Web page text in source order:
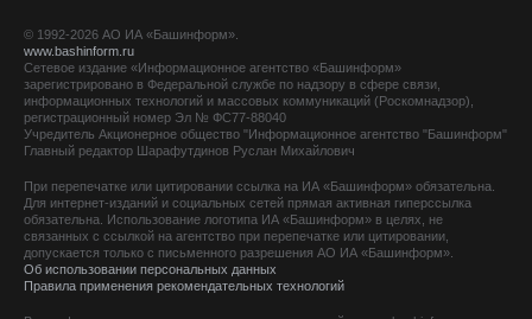
© 1992-2026 АО ИА «Башинформ».
www.bashinform.ru
Сетевое издание «Информационное агентство «Башинформ»
зарегистрировано в Федеральной службе по надзору в сфере связи,
информационных технологий и массовых коммуникаций (Роскомнадзор),
регистрационный номер Эл № ФС77-88040
Учредитель Акционерное общество "Информационное агентство "Башинформ"
Главный редактор Шарафутдинов Руслан Михайлович
При перепечатке или цитировании ссылка на ИА «Башинформ» обязательна.
Для интернет-изданий и социальных сетей прямая активная гиперссылка
обязательна. Использование логотипа ИА «Башинформ» в целях, не
связанных с ссылкой на агентство при перепечатке или цитировании,
допускается только с письменного разрешения АО ИА «Башинформ».
Об использовании персональных данных
Правила применения рекомендательных технологий